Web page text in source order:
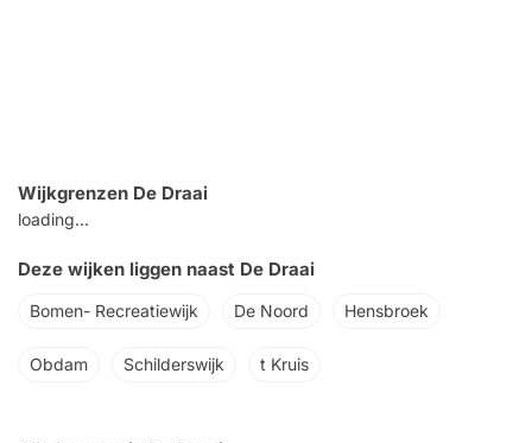
Wijkgrenzen De Draai
loading...
Deze wijken liggen naast De Draai
Bomen- Recreatiewijk De Noord Hensbroek
Obdam Schilderswijk t Kruis